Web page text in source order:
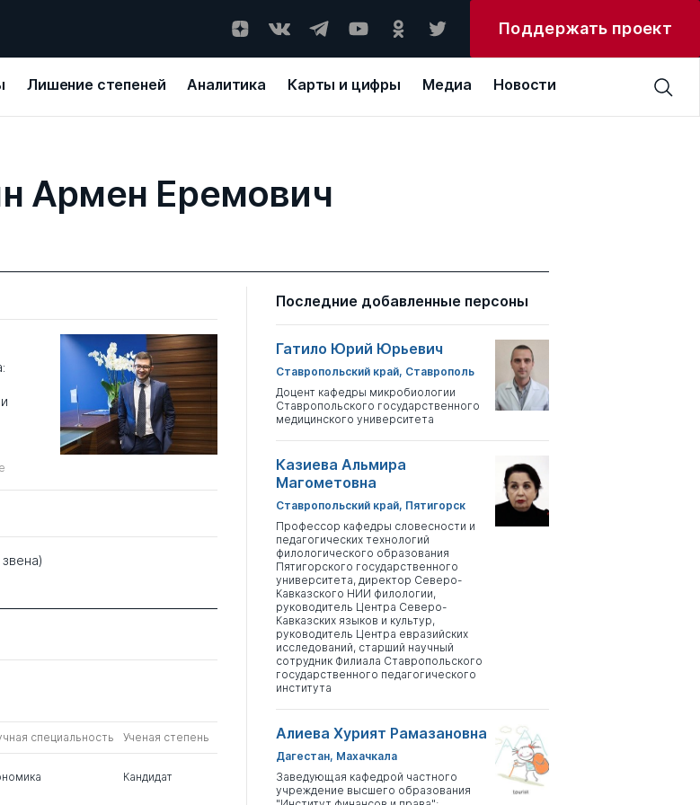
Поддержать проект
Лишение степеней Аналитика Карты и цифры Медиа Новости
Армен Еремович
специальность Ученая степень
Кандидат
Последние добавленные персоны
Гатило Юрий Юрьевич
Ставропольский край, Ставрополь
Доцент кафедры микробиологии
Ставропольского государственного
медицинского университета
Казиева Альмира
Магометовна
Ставропольский край, Пятигорск
Профессор кафедры словесности и
педагогических технологий
филологического образования
Пятигорского государственного
университета, директор Северо-
Кавказского НИИ филологии,
руководитель Центра Северо-
Кавказских языков и культур,
руководитель Центра евразийских
исследований, старший научный
сотрудник Филиала Ставропольского
государственного педагогического
института
Алиева Хурият Рамазановна
Дагестан, Махачкала
Заведующая кафедрой частного
учреждение высшего образования